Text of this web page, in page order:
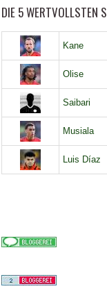
DIE 5 WERTVOLLSTEN
Kane
Olise
Saibari
Musiala
Luis Díaz